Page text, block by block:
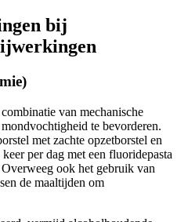
bij
van mechanische
te bevorderen.
met zachte opzetborstel en
per dag met een fluoridepasta
ook het gebruik van
de maaltijden om